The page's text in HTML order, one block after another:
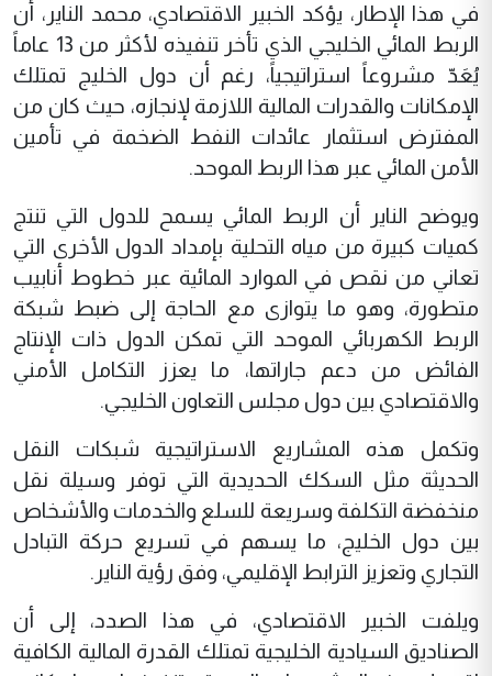
في هذا الإطار، يؤكد الخبير الاقتصادي، محمد الناير، أن
الربط المائي الخليجي الذي تأخر تنفيذه لأكثر من 13 عاماً
يُعَدّ مشروعاً استراتيجياً، رغم أن دول الخليج تمتلك
الإمكانات والقدرات المالية اللازمة لإنجازه، حيث كان من
المفترض استثمار عائدات النفط الضخمة في تأمين
الأمن المائي عبر هذا الربط الموحد.
ويوضح الناير أن الربط المائي يسمح للدول التي تنتج
كميات كبيرة من مياه التحلية بإمداد الدول الأخرى التي
تعاني من نقص في الموارد المائية عبر خطوط أنابيب
متطورة، وهو ما يتوازى مع الحاجة إلى ضبط شبكة
الربط الكهربائي الموحد التي تمكن الدول ذات الإنتاج
الفائض من دعم جاراتها، ما يعزز التكامل الأمني
والاقتصادي بين دول مجلس التعاون الخليجي.
وتكمل هذه المشاريع الاستراتيجية شبكات النقل
الحديثة مثل السكك الحديدية التي توفر وسيلة نقل
منخفضة التكلفة وسريعة للسلع والخدمات والأشخاص
بين دول الخليج، ما يسهم في تسريع حركة التبادل
التجاري وتعزيز الترابط الإقليمي، وفق رؤية الناير.
ويلفت الخبير الاقتصادي، في هذا الصدد، إلى أن
الصناديق السيادية الخليجية تمتلك القدرة المالية الكافية